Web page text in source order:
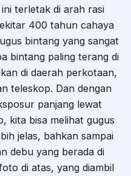
terletak di arah rasi
400 tahun cahaya
bintang yang sangat
bintang paling terang di
di daerah perkotaan,
teleskop. Dan dengan
panjang lewat
kita bisa melihat gugus
jelas, bahkan sampai
debu yang berada di
di atas, yang diambil